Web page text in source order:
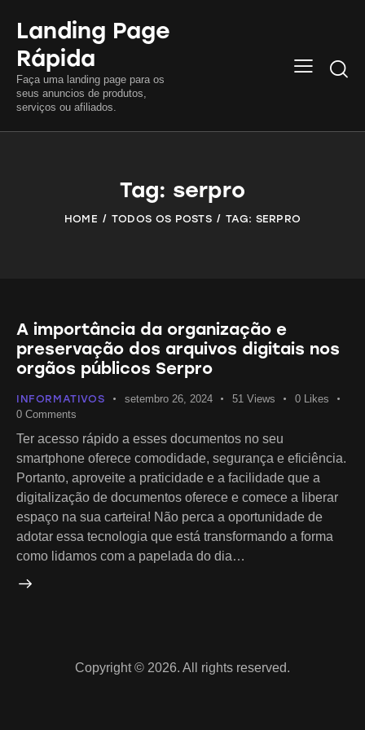
Landing Page
Rápida
Faça uma landing page para os
seus anuncios de produtos,
serviços ou afiliados.
Tag: serpro
HOME TODOS OS POSTS TAG: SERPRO
A importância da organização e
preservação dos arquivos digitais nos
orgãos públicos Serpro
INFORMATIVOS setembro 26, 2024 51 Views 0
Likes
0 Comments
Ter acesso rápido a esses documentos no seu
smartphone oferece comodidade, segurança e eficiência.
Portanto, aproveite a praticidade e a facilidade que a
digitalização de documentos oferece e comece a liberar
espaço na sua carteira! Não perca a oportunidade de
adotar essa tecnologia que está transformando a forma
como lidamos com a papelada do dia…
Copyright © 2026. All rights reserved.